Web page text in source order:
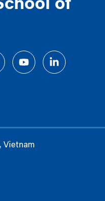
of
Vietnam